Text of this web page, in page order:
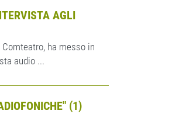
AGLI
ha messo in
audio ...
(1)